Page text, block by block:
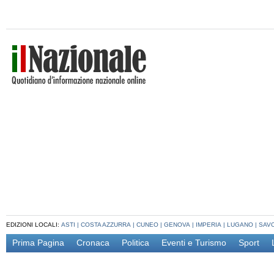
EDIZIONI LOCALI: ASTI | COSTA AZZURRA | CUNEO | GENOVA | IMPERIA | LUGANO |
Prima Pagina Cronaca Politica Eventi e Turismo Sport